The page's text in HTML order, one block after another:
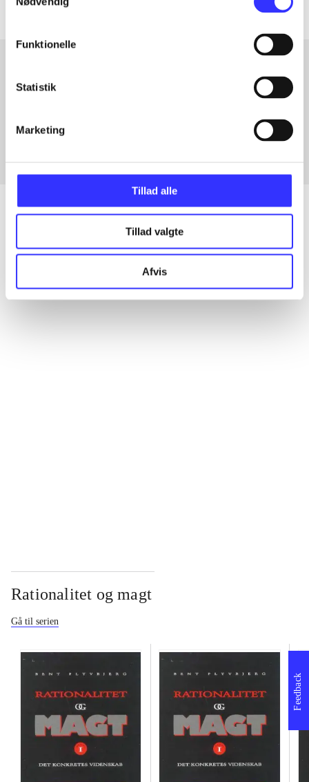
Funktionelle
Statistik
Marketing
Tillad alle
Tillad valgte
Afvis
Artikler med samme emner
Artikler
Alle registrerede artikler fordelt på udgivelser
Rationalitet og magt
Gå til serien
Feedback